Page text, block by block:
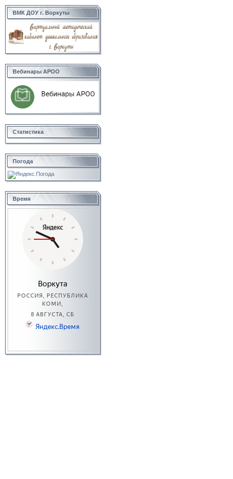
ВМК ДОУ г. Воркуты
Вебинары АРОО
Статистика
Погода
Время